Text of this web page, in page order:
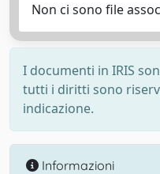
Non ci sono file
I documenti in IRIS
tutti i diritti sono
indicazione.
Informazioni